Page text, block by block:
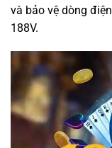
và bảo vệ dòng
188V.